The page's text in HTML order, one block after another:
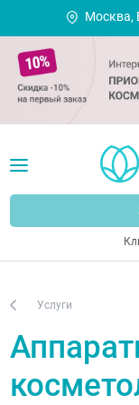
Москва,
Услуги